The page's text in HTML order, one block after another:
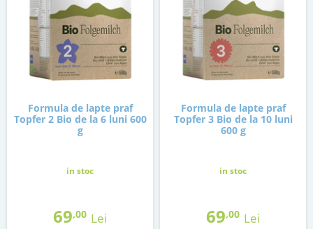
Formula de lapte praf
Topfer 2 Bio de la 6 luni 600
g
in stoc
69,00 Lei
Formula de lapte praf
Topfer 3 Bio de la 10 luni
600 g
in stoc
69,00 Lei